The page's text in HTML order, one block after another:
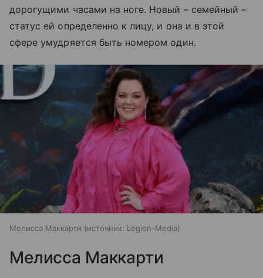
дорогущими часами на ноге. Новый – семейный –
статус ей определенно к лицу, и она и в этой
сфере умудряется быть номером один.
Мелисса Маккарти источник: Legion-Media
Мелисса Маккарти